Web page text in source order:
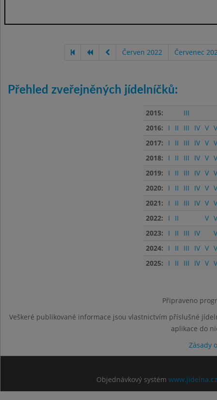
Červen 2022 Červenec
Přehled zveřejněných jídelníčků:
2015:
III
2016:
I II III IV V
2017:
I II III IV V
2018:
I II III IV V
2019:
I II III IV V
2020:
I II III IV V
2021:
I II III IV V
2022:
I II V
2023:
I II III IV
2024:
I II III IV V
2025:
I II III IV V
Připraveno
Veškeré publikované informace jsou vlastnictvím příslušné
aplikace do
Zásady
Objednávkový systém www.jidelna.cz